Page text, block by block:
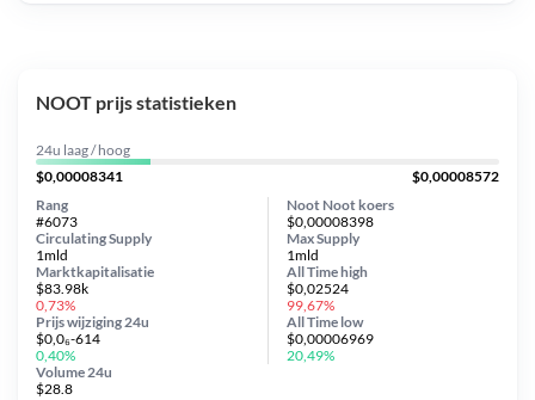
NOOT prijs statistieken
24u laag / hoog
$0,00008341
$0,00008572
Noot Noot koers
$0,00008398
Circulating Supply
1mld
Prijs wijziging24u
$0,0₆-614
0,40%
Max Supply
1mld
Marktkapitalisatie
$83.98k
0,73%
Volume 24u
$28.8
Rang
#6073
All Timehigh
$0,02524
99,67%
All Time low
$0,00006969
20,49%